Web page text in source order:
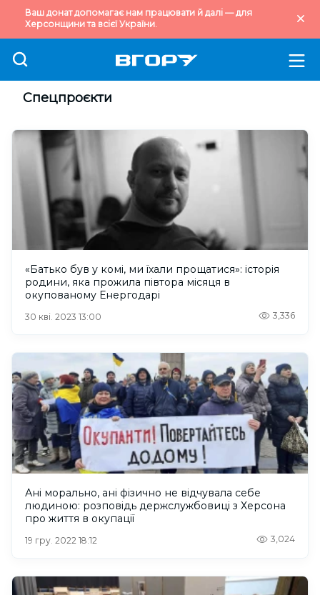
Ваш донат допомагає нам працювати й далі — для
Херсонщини та всієї України.
Спецпроєкти
«Батько був у комі, ми їхали прощатися»: історія
родини, яка прожила півтора місяця в
окупованому Енергодарі
30 кві. 2023 13:00 3,336
Ані морально, ані фізично не відчувала себе
людиною: розповідь держслужбовиці з Херсона
про життя в окупації
19 гру. 2022 18:12 3,024